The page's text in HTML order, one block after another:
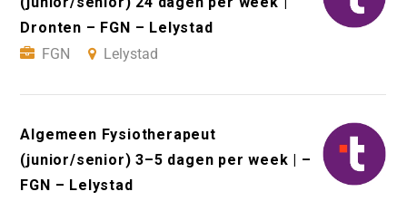
Dronten – FGN – Lelystad
FGN
Lelystad
Algemeen Fysiotherapeut
(junior/senior) 3–5 dagen per week | –
FGN – Lelystad